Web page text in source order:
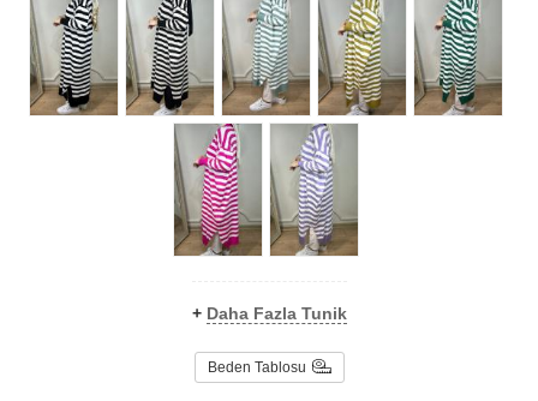
+ Daha Fazla Tunik
Beden Tablosu